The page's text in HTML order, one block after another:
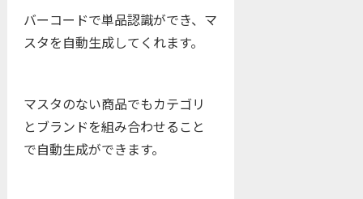
バーコードで単品認識ができ、マ
スタを自動生成してくれます。
マスタのない商品でもカテゴリ
とブランドを組み合わせること
で自動生成ができます。